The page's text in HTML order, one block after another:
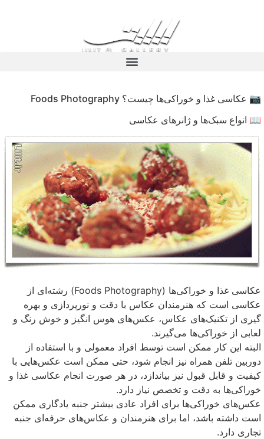
📷 عکاسی غذا و خوراکی‌ها چیست؟ Foods Photography
📖 انواع سبک‌ها و ژانرهای عکاسی
عکاسی غذا و خوراکی‌ها (Foods Photography) رشته‌ای از
عکاسی است که هنرمندان عکاس با دقت و نورپردازی و بهره
گیری از تکنیک‌های عکاس، عکس‌های هوس انگیز و خوش رنگ و
لعابی از خوراکی‌ها می‌گیرند.
البته این کار ممکن است توسط افراد معمولی و با استفاده از
دوربین تلفن همراه نیز انجام شود، حتی ممکن است عکس‌هایی با
کیفیت و قابل قبول نیز بیاندازد، در هر صورت انجام عکاسی غذا و
خوراکی‌ها به دقت و تخصص نیاز دارد.
عکس‌های خوراکی‌ها برای افراد عادی بیشتر جنبه یادگاری ممکن
است داشته باشد، اما برای هنرمندان و عکاس‌های حرفه‌ای جنبه
تجاری دارد.